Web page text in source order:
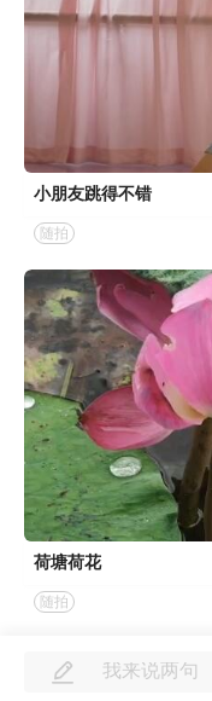
小朋友跳得不错
随拍
荷塘荷花
随拍